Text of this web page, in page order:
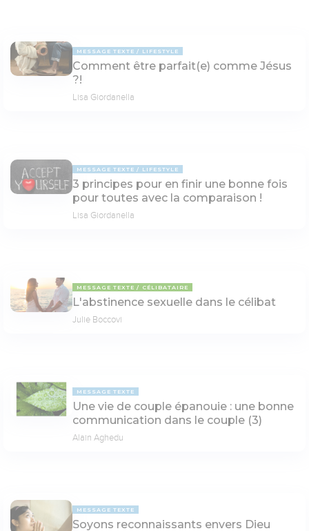
MESSAGE TEXTE LIFESTYLE
Comment être parfait(e) comme Jésus
?!
Lisa Giordanella
MESSAGE TEXTE LIFESTYLE
3 principes pour en finir une bonne fois
pour toutes avec la comparaison !
Lisa Giordanella
MESSAGE TEXTE CÉLIBATAIRE
L'abstinence sexuelle dans le célibat
Julie Boccovi
MESSAGE TEXTE
Une vie de couple épanouie : une bonne
communication dans le couple (3)
Alain Aghedu
MESSAGE TEXTE
Soyons reconnaissants envers Dieu